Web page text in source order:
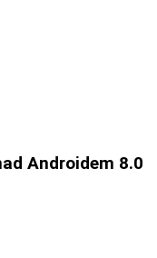
Androidem 8.0